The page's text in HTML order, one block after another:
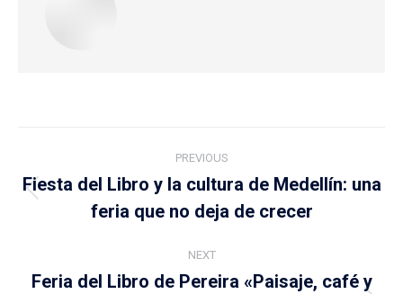
navigation
PREVIOUS
post:
Fiesta del Libro y la cultura de Medellín: una
feria que no deja de crecer
NEXT
Feria del Libro de Pereira «Paisaje, café y